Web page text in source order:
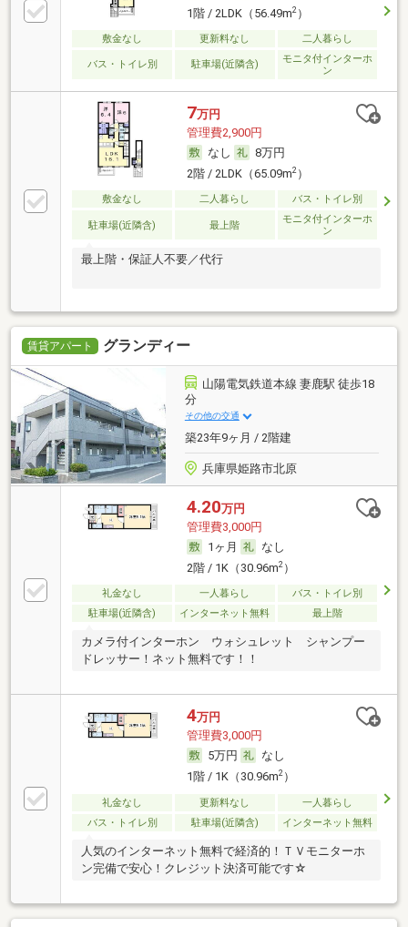
1階 / 2LDK（56.49m2）
敷金なし 更新料なし 二人暮らし
バス・トイレ別 駐車場(近隣含)
モニタ付インターホ
ン
7万円
管理費2,900円
なし
8万円
2階 / 2LDK（65.09m2）
敷金なし 二人暮らし バス・トイレ別
駐車場(近隣含) 最上階
モニタ付インターホ
ン
最上階・保証人不要／代行
賃貸アパート グランディー
山陽電気鉄道本線 妻鹿駅 徒歩18
分
その他の交通
築23年9ヶ月 / 2階建
兵庫県姫路市北原
4.20万円
管理費3,000円
1ヶ月
なし
2階 / 1K（30.96m2）
礼金なし 一人暮らし
バス・トイレ別
駐車場(近隣含)
インターネット無料 最上階
カメラ付インターホン ウォシュレット シャンプー
ドレッサー！ネット無料です！！
4万円
管理費3,000円
5万円
なし
1階 / 1K（30.96m2）
礼金なし 更新料なし
一人暮らし
バス・トイレ別
駐車場(近隣含) インターネット無料
人気のインターネット無料で経済的！ＴＶモニターホ
ン完備で安心！クレジット決済可能です☆